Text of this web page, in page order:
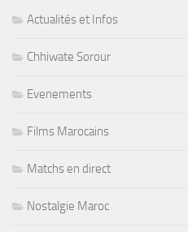
Actualités et Infos
Chhiwate Sorour
Evenements
Films Marocains
Matchs en direct
Nostalgie Maroc